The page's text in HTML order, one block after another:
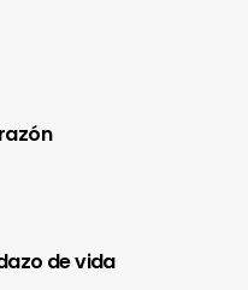
de vida